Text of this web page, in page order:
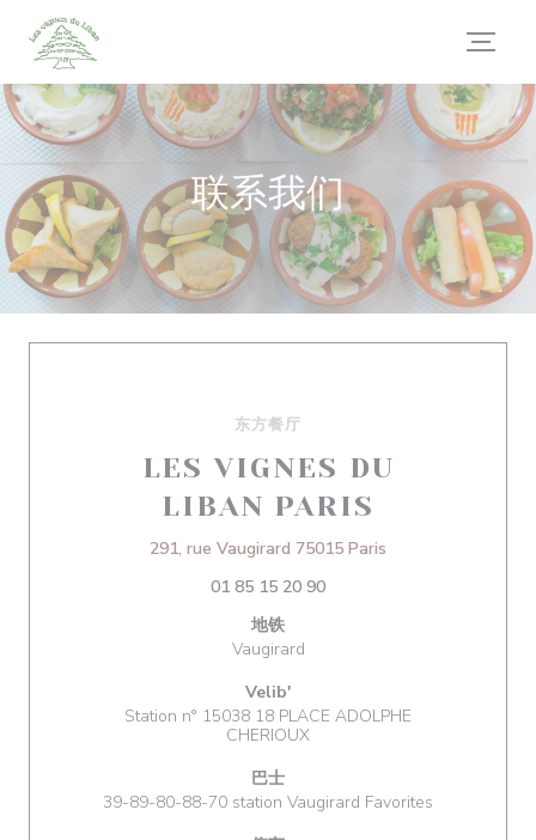
Cookie管理面板
联系我们
东方餐厅
LES VIGNES DU
LIBAN PARIS
291, rue Vaugirard 75015 Paris
01 85 15 20 90
地铁
Vaugirard
Velib'
Station n° 15038 18 PLACE ADOLPHE
CHERIOUX
巴士
39-89-80-88-70 station Vaugirard Favorites